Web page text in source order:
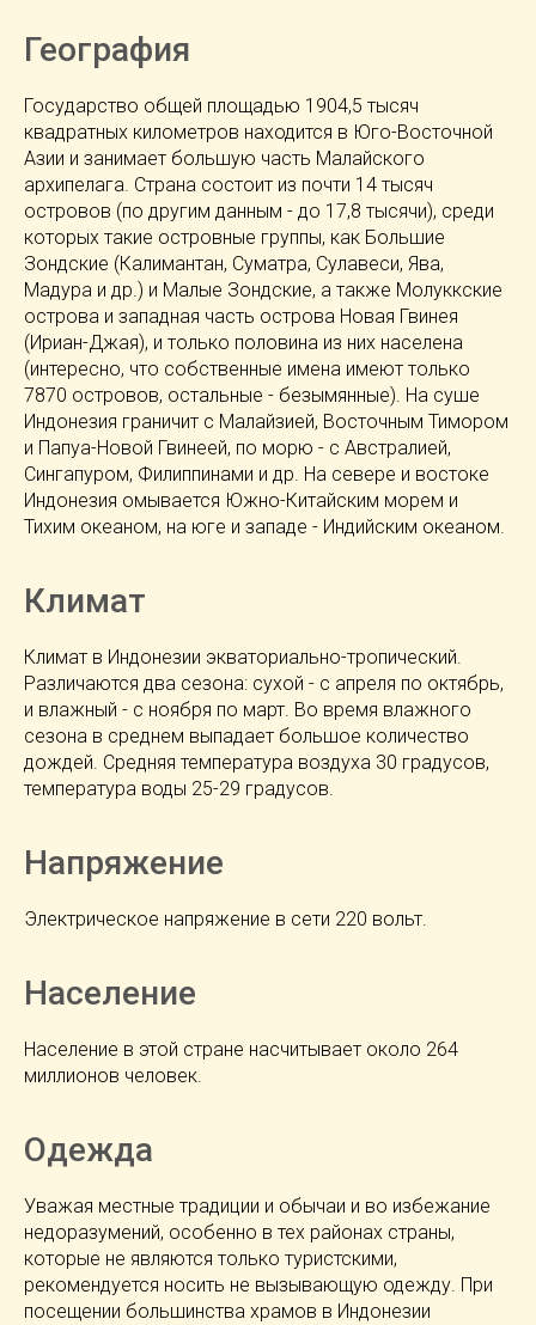
География
Государство общей площадью 1904,5 тысяч
квадратных километров находится в Юго-Восточной
Азии и занимает большую часть Малайского
архипелага. Страна состоит из почти 14 тысяч
островов (по другим данным - до 17,8 тысячи), среди
которых такие островные группы, как Большие
Зондские (Калимантан, Суматра, Сулавеси, Ява,
Мадура и др.) и Малые Зондские, а также Молуккские
острова и западная часть острова Новая Гвинея
(Ириан-Джая), и только половина из них населена
(интересно, что собственные имена имеют только
7870 островов, остальные - безымянные). На суше
Индонезия граничит с Малайзией, Восточным Тимором
и Папуа-Новой Гвинеей, по морю - с Австралией,
Сингапуром, Филиппинами и др. На севере и востоке
Индонезия омывается Южно-Китайским морем и
Тихим океаном, на юге и западе - Индийским океаном.
Климат
Климат в Индонезии экваториально-тропический.
Различаются два сезона: сухой - с апреля по октябрь,
и влажный - с ноября по март. Во время влажного
сезона в среднем выпадает большое количество
дождей. Средняя температура воздуха 30 градусов,
температура воды 25-29 градусов.
Напряжение
Электрическое напряжение в сети 220 вольт.
Население
Население в этой стране насчитывает около 264
миллионов человек.
Одежда
Уважая местные традиции и обычаи и во избежание
недоразумений, особенно в тех районах страны,
которые не являются только туристскими,
рекомендуется носить не вызывающую одежду. При
посещении большинства храмов в Индонезии